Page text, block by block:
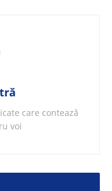
care contează
voi